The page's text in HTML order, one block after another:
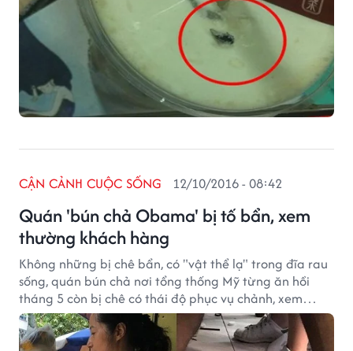
Quán 'bún chả Obama' bị tố bẩn, xem
thường khách hàng
CẬN CẢNH CUỘC SỐNG 12/10/2016 - 08:42
Không những bị chê bẩn, có "vật thể lạ" trong đĩa rau
sống, quán bún chả nơi tổng thống Mỹ từng ăn hồi
tháng 5 còn bị chê có thái độ phục vụ chảnh, xem
thường khách hàng.